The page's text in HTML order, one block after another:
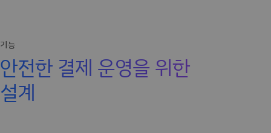
기능
안전한 결제 운영을 위한
설계